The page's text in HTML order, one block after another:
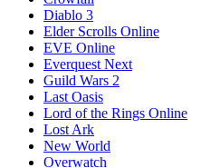
Diablo 3
Elder Scrolls Online
EVE Online
Everquest Next
Guild Wars 2
Last Oasis
Lord of the Rings Online
Lost Ark
New World
Overwatch